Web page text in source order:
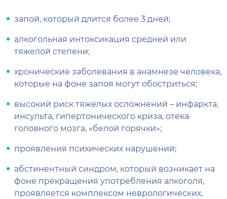
запой, который длится более 3 дней;
алкогольная интоксикация средней или
тяжелой степени;
хронические заболевания в анамнезе человека,
которые на фоне запоя могут обостриться;
высокий риск тяжелых осложнений – инфаркта,
инсульта, гипертонического криза, отека
головного мозга, «белой горячки»;
проявления психических нарушений;
абстинентный синдром, который возникает на
фоне прекращения употребления алкоголя,
проявляется комплексом неврологических,